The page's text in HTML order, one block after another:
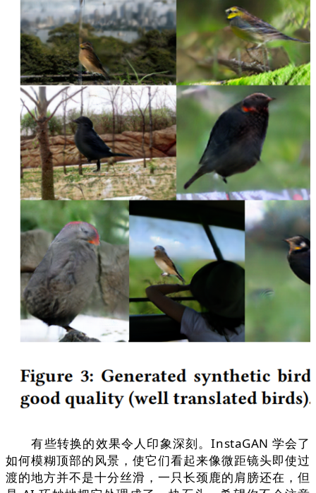
有些转换的效果令人印象深刻。InstaGAN 学会了
如何模糊顶部的风景，使它们看起来像微距镜头即使过
渡的地方并不是十分丝滑，一只长颈鹿的肩膀还在，但